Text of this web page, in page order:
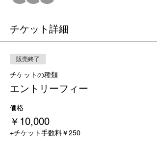
チケット詳細
販売終了
チケットの種類
エントリーフィー
価格
￥10,000
+チケット手数料￥250